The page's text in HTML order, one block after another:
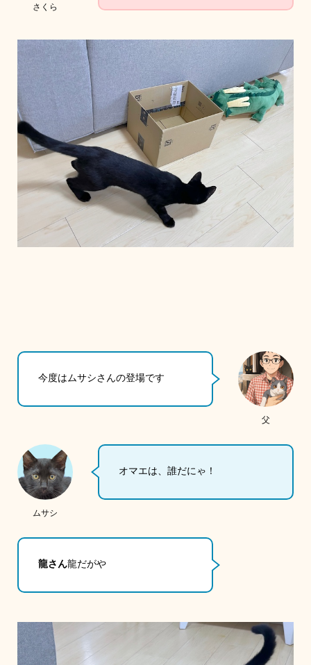
さくら
父
今度はムサシさんの登場です
ムサシ
オマエは、誰だにゃ！
龍さん龍だがや